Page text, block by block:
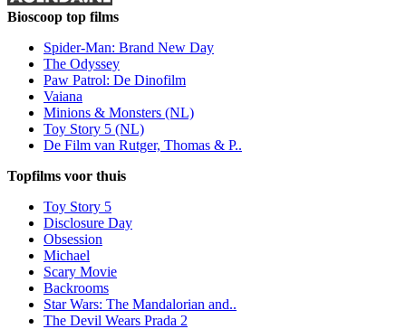
Bioscoop top films
Spider-Man: Brand New Day
The Odyssey
Paw Patrol: De Dinofilm
Vaiana
Minions & Monsters (NL)
Toy Story 5 (NL)
De Film van Rutger, Thomas & P..
Topfilms voor thuis
Toy Story 5
Disclosure Day
Obsession
Michael
Scary Movie
Backrooms
Star Wars: The Mandalorian and..
The Devil Wears Prada 2